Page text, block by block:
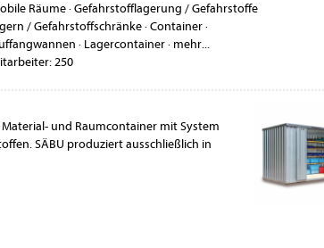
Räume·Gefahrstofflagerung / Gefahrstoffe
/ Gefahrstoffschränke·Container·
· Lagercontainer· mehr...
250
und Raumcontainer mit System
SÄBU produziert ausschließlich in